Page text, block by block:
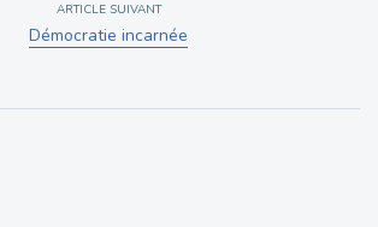
ARTICLE SUIVANT
Démocratie incarnée